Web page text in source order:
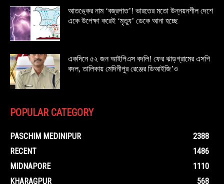
আতঙ্কের নাম ‘বজ্রপাত’! ভারতের মতো উন্নয়নশীল দেশে
একে উপেক্ষা করেই ‘মৃত্যু’ ডেকে আনা হচ্ছে
একদিনে ৫২ জন আইপিএস বদলি! ফের ঝাড়গ্রামের এসপি
বদল, তালিকায় মেদিনীপুর রেঞ্জের ডিআইজি’ও
POPULAR CATEGORY
PASCHIM MEDINIPUR
2388
RECENT
1486
MIDNAPORE
1110
KHARAGPUR
568